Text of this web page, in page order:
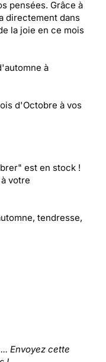
pensées. Grâce à
directement dans
la joie en ce mois
à
d'Octobre à vos
est en stock !
votre
tendresse,
Envoyez cette